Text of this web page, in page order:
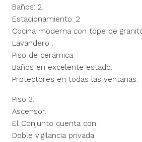
Baños: 2.
Estacionamiento: 2
Cocina moderna con tope de
Lavandero .
Piso de cerámica
Baños en excelente estado.
Protectores en todas las ventanas.
Piso 3.
Ascensor.
El Conjunto cuenta con:
Doble vigilancia privada.